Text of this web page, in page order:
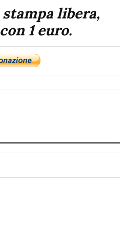
libera,
1 euro.